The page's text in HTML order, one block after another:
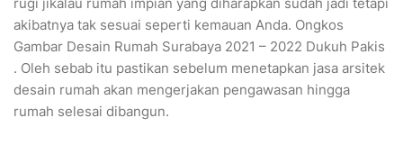
akibatnya tak sesuai seperti kemauan Anda. Ongkos
Gambar Desain Rumah Surabaya 2021 – 2022 Dukuh Pakis
. Oleh sebab itu pastikan sebelum menetapkan jasa arsitek
desain rumah akan mengerjakan pengawasan hingga
rumah selesai dibangun.